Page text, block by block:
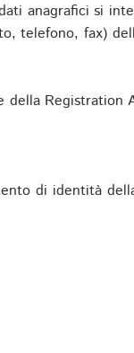
anagrafici si
telefono, fax)
Registration
di identità